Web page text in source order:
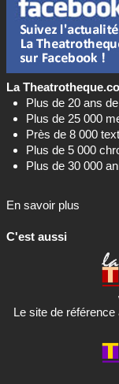
La
Plus de 20 ans
Plus de 25 000
Près de 8 000
Plus de 5 000
Plus de 30 000
En savoir plus
C'est aussi
Le site de